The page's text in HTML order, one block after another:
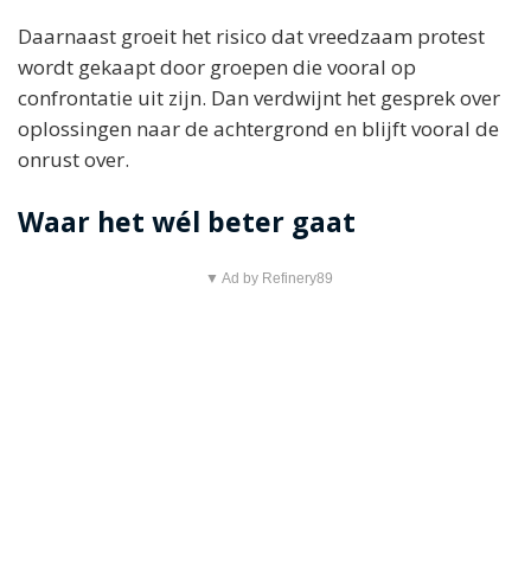
Daarnaast groeit het risico dat vreedzaam protest
wordt gekaapt door groepen die vooral op
confrontatie uit zijn. Dan verdwijnt het gesprek over
oplossingen naar de achtergrond en blijft vooral de
onrust over.
Waar het wél beter gaat
▼ Ad by Refinery89